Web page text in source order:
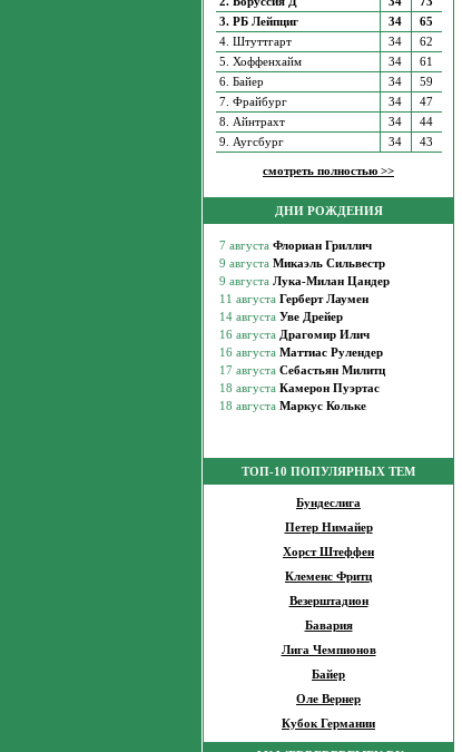
3. РБ Лейпциг
34
65
4. Штуттгарт
34
62
5. Хоффенхайм
34
61
6. Байер
34
59
7. Фрайбург
34
47
8. Айнтрахт
34
44
9. Аугсбург
34 43
смотреть полностью >>
ДНИ РОЖДЕНИЯ
ТОП-10 ПОПУЛЯРНЫХ ТЕМ
Бундеслига
Петер Нимайер
Хорст Штеффен
Клеменс Фритц
Везерштадион
Бавария
Лига Чемпионов
Байер
Оле Вернер
Кубок Германии